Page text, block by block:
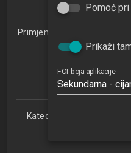
Primjena informacijske
Studijski
Studijski
Studijski
Katedra za teorijske i
Pomoć
Prikaži
FOI boja aplikacije
Sekundarna -